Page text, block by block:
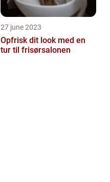
27 june 2023
Opfrisk dit look med en
tur til frisørsalonen